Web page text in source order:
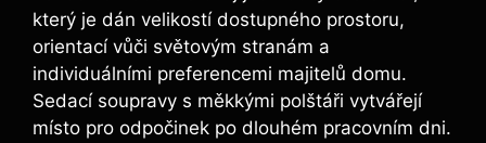
který je dán velikostí dostupného prostoru,
orientací vůči světovým stranám a
individuálními preferencemi majitelů domu.
Sedací soupravy s měkkými polštáři vytvářejí
místo pro odpočinek po dlouhém pracovním dni.